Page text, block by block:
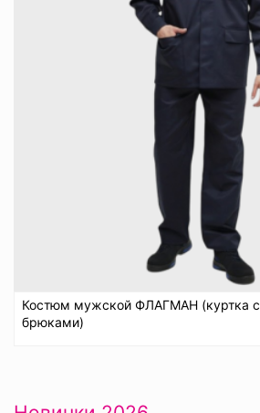
Костюм мужской ФЛАГМАН (куртка с
брюками)